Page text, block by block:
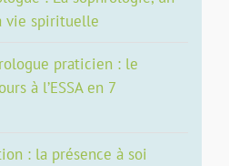
vie spirituelle
praticien : le
à l’ESSA en 7
: la présence à soi